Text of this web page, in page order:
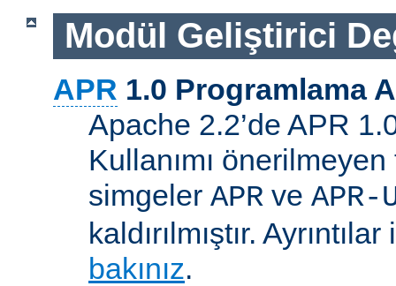
Modül Geliştirici
APR 1.0 Programlama
Apache 2.2’de APR
Kullanımı
simgeler APR ve
kaldırılmıştır.
bakınız.